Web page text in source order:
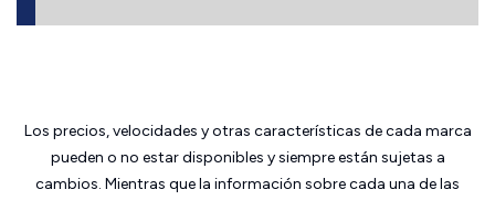
Los precios, velocidades y otras características de cada marca
pueden o no estar disponibles y siempre están sujetas a
cambios. Mientras que la información sobre cada una de las